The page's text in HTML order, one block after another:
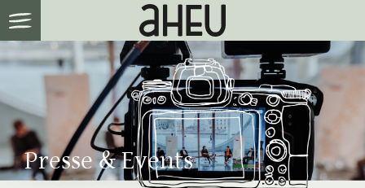
Presse & Events